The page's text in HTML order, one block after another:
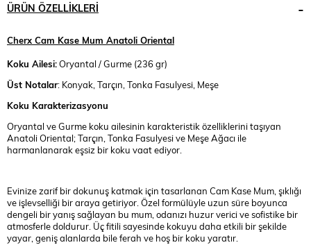
ÜRÜN ÖZELLIKLERI
Cherx Cam Kase Mum Anatoli Oriental
Koku Ailesi:Oryantal / Gurme (236 gr)
Üst Notalar: Konyak, Tarçın, Tonka Fasulyesi, Meşe
Koku Karakterizasyonu
Oryantal ve Gurme koku ailesinin karakteristik özelliklerini taşıyan
Anatoli Oriental; Tarçın, Tonka Fasulyesi ve Meşe Ağacı ile
harmanlanarak eşsiz bir koku vaat ediyor.
Evinize zarif bir dokunuş katmak için tasarlanan Cam Kase Mum, şıklığı
ve işlevselliği bir araya getiriyor. Özel formülüyle uzun süre boyunca
dengeli bir yanış sağlayan bu mum, odanızı huzur verici ve sofistike bir
atmosferle doldurur. Üç fitili sayesinde kokuyu daha etkili bir şekilde
yayar, geniş alanlarda bile ferah ve hoş bir koku yaratır.